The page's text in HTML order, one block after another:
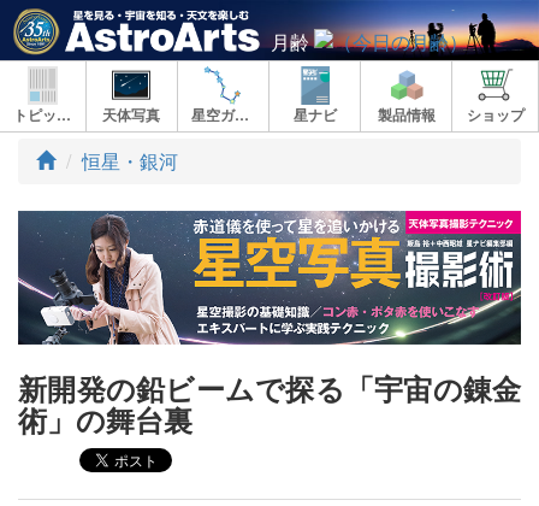
月齢
トピックス 天体写真 星空ガイド 星ナビ 製品情報 ショップ
ト
プ
恒星・銀河
新開発の鉛ビームで探る「宇宙の錬金
術」の舞台裏